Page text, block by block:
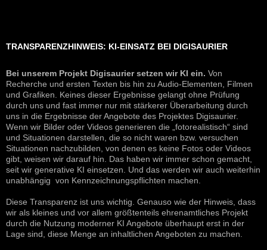
TRANSPARENZHINWEIS: KI-EINSATZ BEI DIGISAURIER
Bei unserem Projekt Digisaurier setzen wir KI ein. Von
Recherche und ersten Texten bis hin zu Audio-Elementen, Filmen
und Grafiken. Keines dieser Ergebnisse gelangt ohne Prüfung
durch uns und fast immer nur mit stärkerer Überarbeitung durch
uns in die Ergebnisse der Angebote des Projektes Digisaurier.
Wenn wir Bilder oder Videos generieren die „fotorealistisch“ sind
und Situationen darstellen, die so nicht waren bzw. versuchen
Situationen nachzubilden, von denen es keine Fotos oder Videos
gibt, weisen wir darauf hin. Das haben wir immer schon gemacht,
seit wir generative KI einsetzen. Und das werden wir auch weiterhin
unabhängig von Kennzeichnungspflichten machen.
Diese Transparenz ist uns wichtig. Genauso wie der Hinweis, dass
wir als kleines und vor allem größtenteils ehrenamtliches Projekt
durch die Nutzung moderner KI Angebote überhaupt erst in der
Lage sind, diese Menge an inhaltlichen Angeboten zu machen.